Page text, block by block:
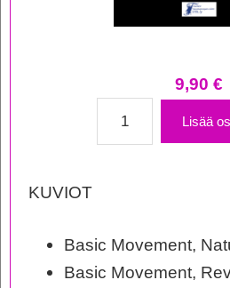
9,90 €
Samba
määrä
Lisää
KUVIOT
Basic Movement,
Basic Movement,